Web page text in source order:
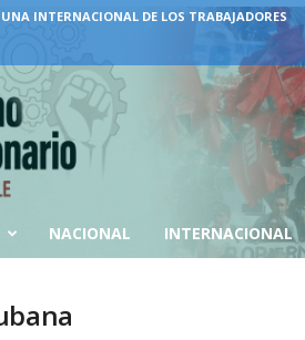
INTERNACIONAL DE LOS TRABAJADORES
NACIONAL INTERNACIONAL